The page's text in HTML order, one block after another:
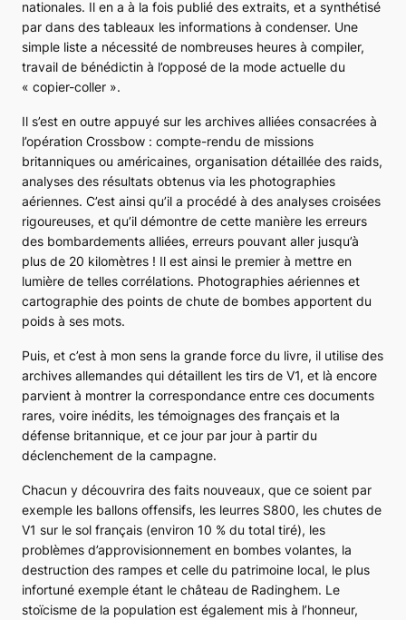
nationales. Il en a à la fois publié des extraits, et a synthétisé
par dans des tableaux les informations à condenser. Une
simple liste a nécessité de nombreuses heures à compiler,
travail de bénédictin à l’opposé de la mode actuelle du
« copier-coller ».
Il s’est en outre appuyé sur les archives alliées consacrées à
l’opération Crossbow : compte-rendu de missions
britanniques ou américaines, organisation détaillée des raids,
analyses des résultats obtenus via les photographies
aériennes. C’est ainsi qu’il a procédé à des analyses croisées
rigoureuses, et qu’il démontre de cette manière les erreurs
des bombardements alliées, erreurs pouvant aller jusqu’à
plus de 20 kilomètres ! Il est ainsi le premier à mettre en
lumière de telles corrélations. Photographies aériennes et
cartographie des points de chute de bombes apportent du
poids à ses mots.
Puis, et c’est à mon sens la grande force du livre, il utilise des
archives allemandes qui détaillent les tirs de V1, et là encore
parvient à montrer la correspondance entre ces documents
rares, voire inédits, les témoignages des français et la
défense britannique, et ce jour par jour à partir du
déclenchement de la campagne.
Chacun y découvrira des faits nouveaux, que ce soient par
exemple les ballons offensifs, les leurres S800, les chutes de
V1 sur le sol français (environ 10 % du total tiré), les
problèmes d’approvisionnement en bombes volantes, la
destruction des rampes et celle du patrimoine local, le plus
infortuné exemple étant le château de Radinghem. Le
stoïcisme de la population est également mis à l’honneur,